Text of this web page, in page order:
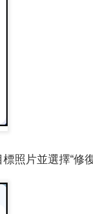
照片並選擇“修